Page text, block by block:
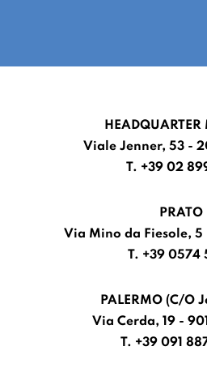
Viale Jenner, 53 -
T. +39 02
PRATO
Via Mino da Fiesole,
T. +39 0574
PALERMO (C/O
Via Cerda, 19 -
T. +39 091